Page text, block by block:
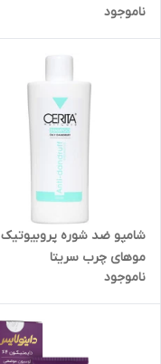
ناموجود
شامپو ضد شوره پروبیوتیک
موهای چرب سریتا
ناموجود